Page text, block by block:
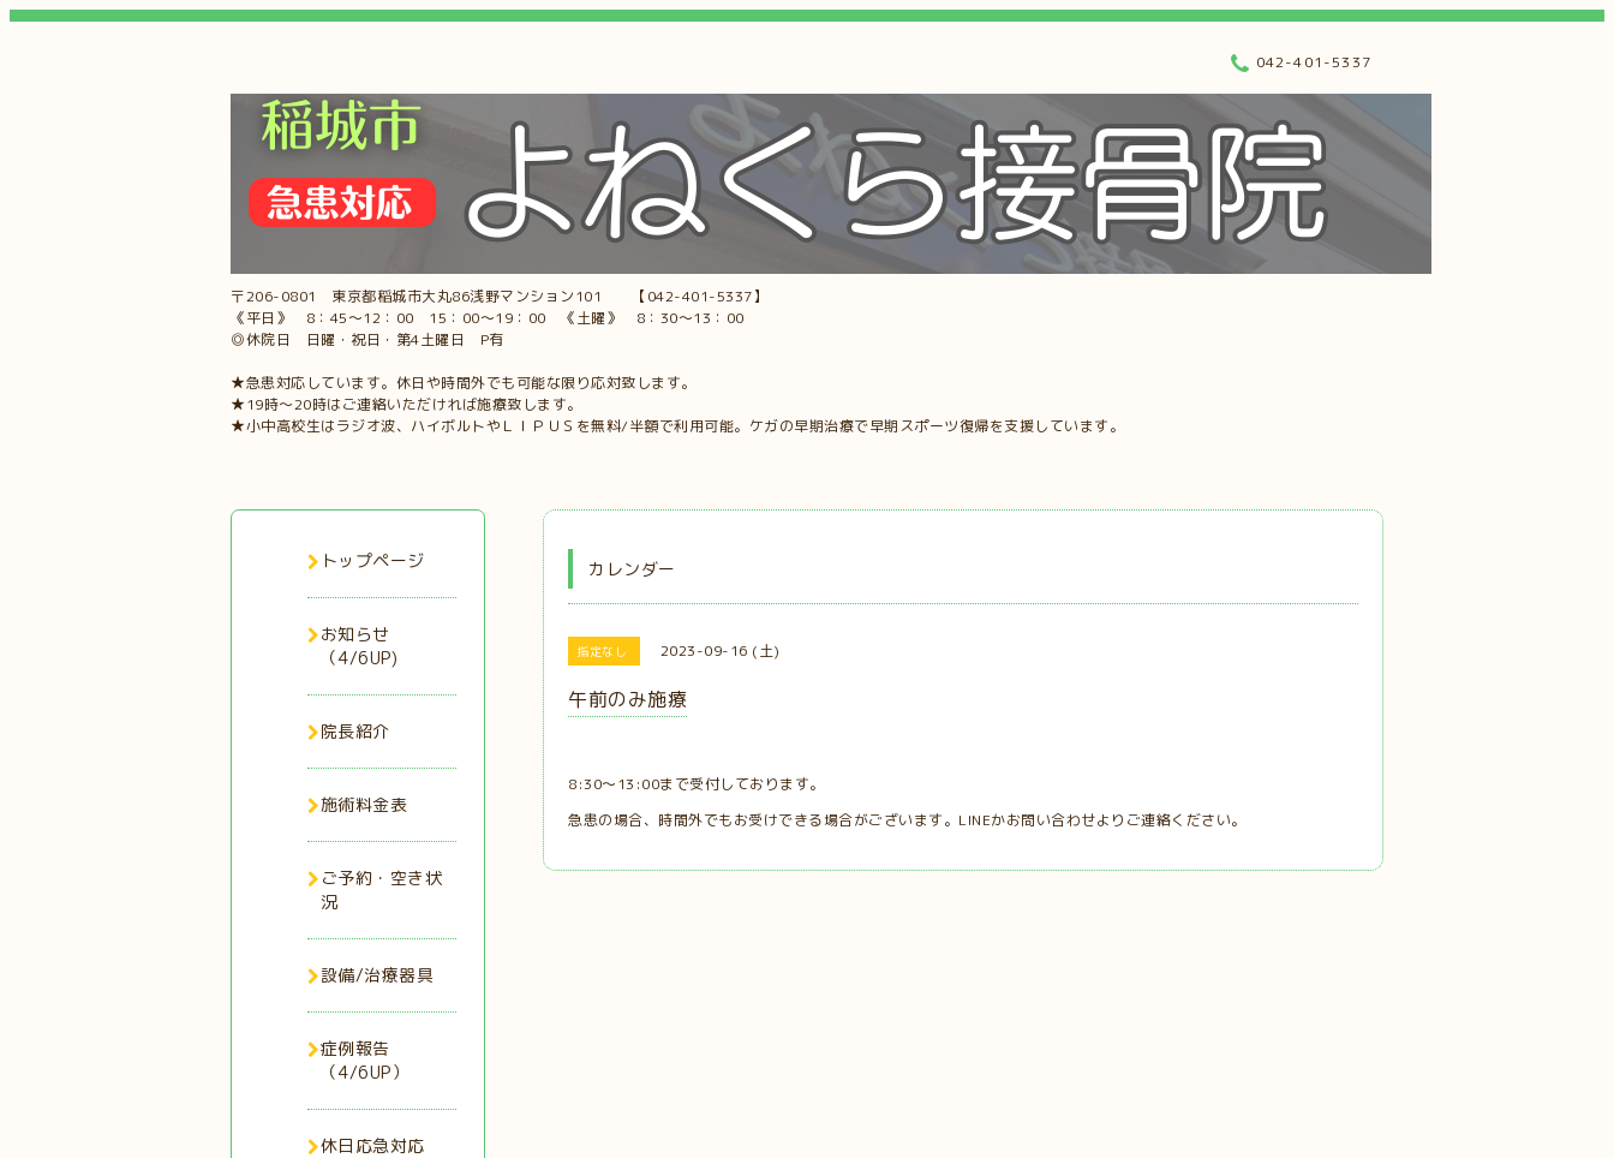
〒206-0801 東京都稲城市大丸86浅野マンション101 【042-401-5337】
《平日》 8：45～12：00 15：00～19：00 《土曜》 8：30～13：00
◎休院日 日曜・祝日・第4土曜日 P有
★急患対応しています。休日や時間外でも可能な限り応対致します。
★19時～20時はご連絡いただければ施療致します。
★小中高校生はラジオ波、ハイボルトやＬＩＰＵＳを無料/半額で利用可能。ケガの早期治療で早期スポーツ復帰を支援しています。
042-401-5337
カレンダー
指定なし 2023-09-16 (土)
午前のみ施療
8:30～13:00まで受付しております。
急患の場合、時間外でもお受けできる場合がございます。LINEかお問い合わせよりご連絡ください。
トップページ
お知らせ
（4/6UP)
院長紹介
施術料金表
ご予約・空き状
況
設備/治療器具
症例報告
（4/6UP）
休日応急対応